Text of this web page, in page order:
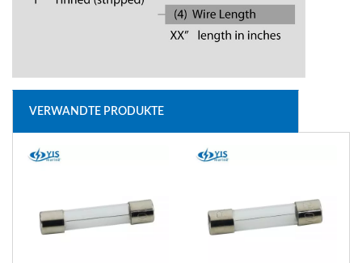
VERWANDTE PRODUKTE